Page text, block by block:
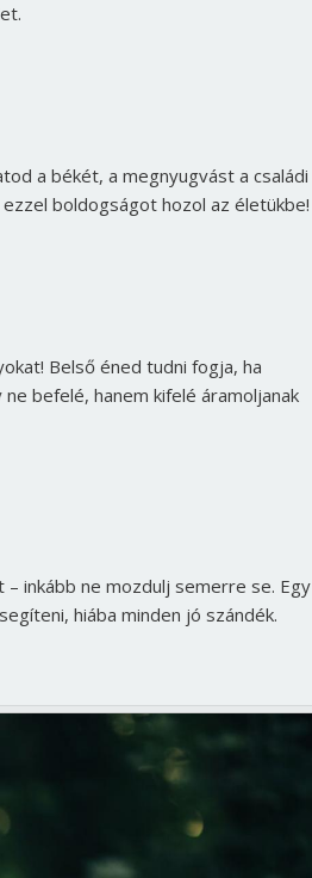
a békét, a megnyugvást a családi
boldogságot hozol az életükbe!
Belső éned tudni fogja, ha
befelé, hanem kifelé áramoljanak
inkább ne mozdulj semerre se. Egy
hiába minden jó szándék.